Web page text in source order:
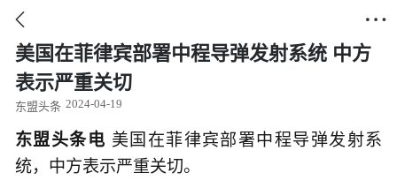
 
美国在菲律宾部署中程导弹发射系统 中方
表示严重关切
东盟头条 2024-04-19
东盟头条电 美国在菲律宾部署中程导弹发射系
统，中方表示严重关切。